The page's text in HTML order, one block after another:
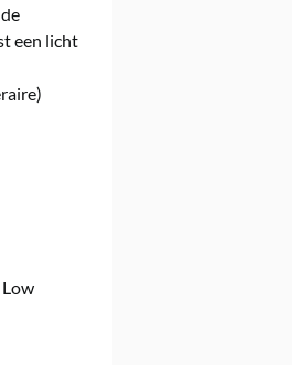
een licht